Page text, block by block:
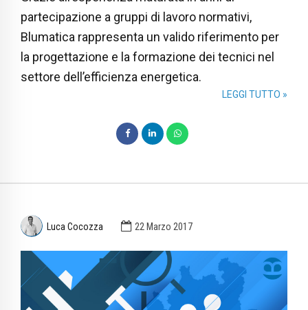
partecipazione a gruppi di lavoro normativi,
Blumatica rappresenta un valido riferimento per
la progettazione e la formazione dei tecnici nel
settore dell’efficienza energetica.
LEGGI TUTTO »
Luca Cocozza 22 Marzo 2017